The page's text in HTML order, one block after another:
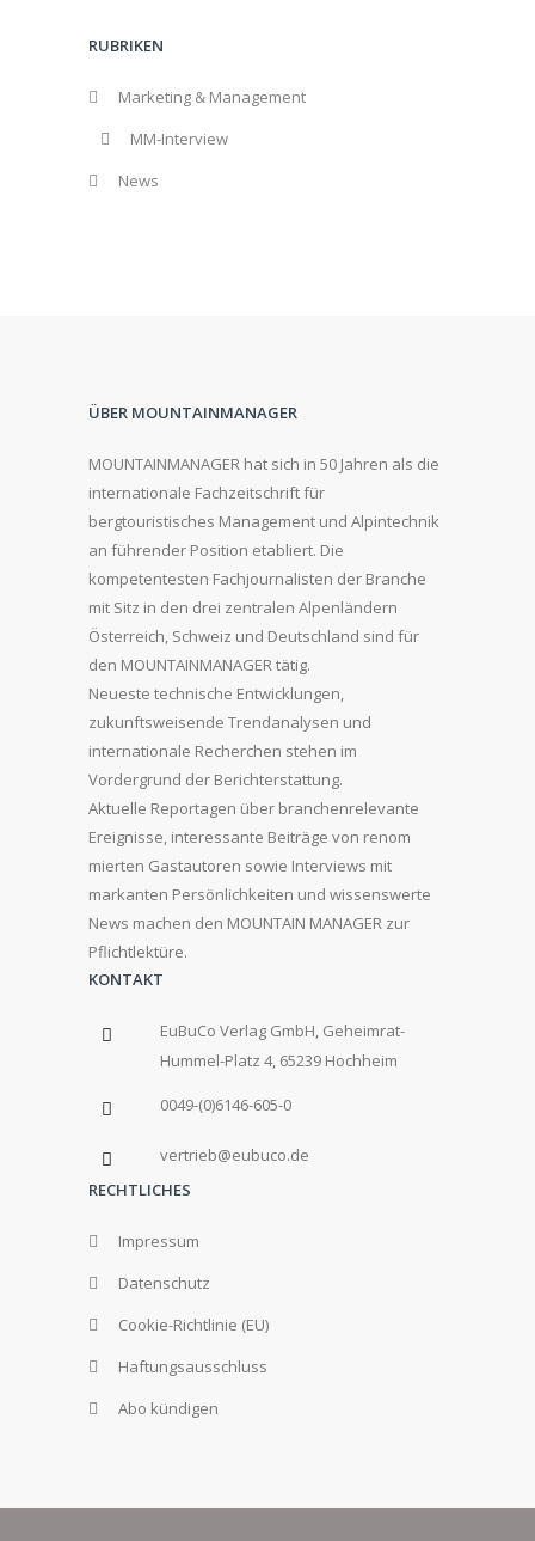
RUBRIKEN
Marketing & Management
MM-Interview
News
ÜBER MOUNTAINMANAGER
MOUNTAINMANAGER hat sich in 50 Jahren als die
internationale Fachzeitschrift für
bergtouristisches Management und Alpintechnik
an führender Position etabliert. Die
kompetentesten Fachjournalisten der Branche
mit Sitz in den drei zentralen Alpenländern
Österreich, Schweiz und Deutschland sind für
den MOUNTAINMANAGER tätig.
Neueste technische Entwicklungen,
zukunftsweisende Trendanalysen und
internationale Recherchen stehen im
Vordergrund der Berichterstattung.
Aktuelle Reportagen über branchenrelevante
Ereignisse, interessante Beiträge von renom
mierten Gastautoren sowie Interviews mit
markanten Persönlichkeiten und wissenswerte
News machen den MOUNTAIN MANAGER zur
Pflichtlektüre.
KONTAKT
EuBuCo Verlag GmbH, Geheimrat-
Hummel-Platz 4, 65239 Hochheim
0049-(0)6146-605-0
vertrieb@eubuco.de
RECHTLICHES
Impressum
Datenschutz
Cookie-Richtlinie (EU)
Haftungsausschluss
Abo kündigen